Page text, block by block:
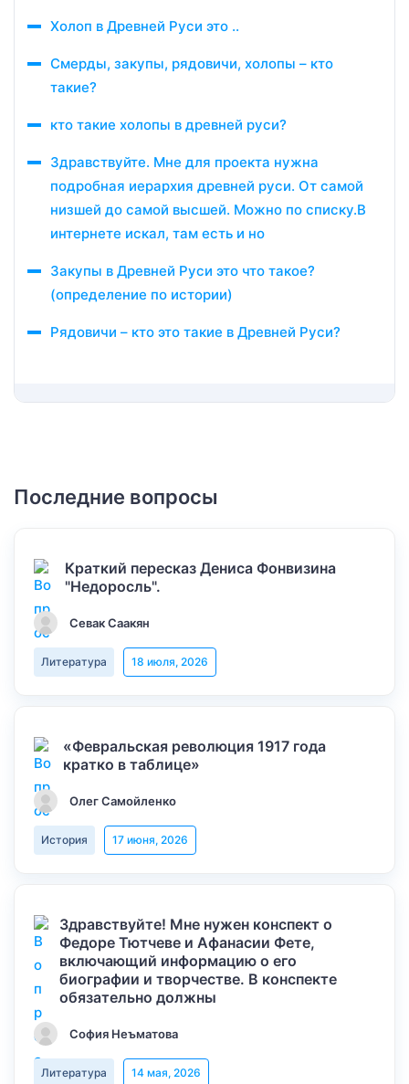
Холоп в Древней Руси это ..
Смерды, закупы, рядовичи, холопы – кто
такие?
кто такие холопы в древней руси?
Здравствуйте. Мне для проекта нужна
подробная иерархия древней руси. От самой
низшей до самой высшей. Можно по списку.В
интернете искал, там есть и но
Закупы в Древней Руси это что такое?
(определение по истории)
Рядовичи – кто это такие в Древней Руси?
Последние вопросы
Краткий пересказ Дениса Фонвизина
"Недоросль".
Севак Саакян
Литература 18 июля, 2026
«Февральская революция 1917 года
кратко в таблице»
Олег Самойленко
История 17 июня, 2026
Здравствуйте! Мне нужен конспект о
Федоре Тютчеве и Афанасии Фете,
включающий информацию о его
биографии и творчестве. В конспекте
обязательно должны
София Неъматова
Литература 14 мая, 2026